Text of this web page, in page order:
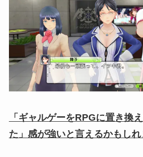
「ギャルゲーをRPGに置き換
た」感が強いと言えるかもしれ